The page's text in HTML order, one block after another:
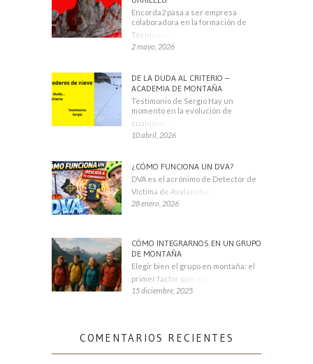
Encorda2 pasa a ser empresa
colaboradora en la formación de
Técnicos Deportivos
2 mayo, 2026
DE LA DUDA AL CRITERIO –
ACADEMIA DE MONTAÑA
Testimonio de Sergio Hay un
momento en la evolución de
cualquier montañero
10 abril, 2026
¿CÓMO FUNCIONA UN DVA?
DVA es el acrónimo de Detector de
Víctima de Avalancha. También se
28 enero, 2026
CÓMO INTEGRARNOS EN UN GRUPO
DE MONTAÑA
Elegir bien el grupo en montaña: el
primer factor que condiciona tu
15 diciembre, 2025
COMENTARIOS RECIENTES